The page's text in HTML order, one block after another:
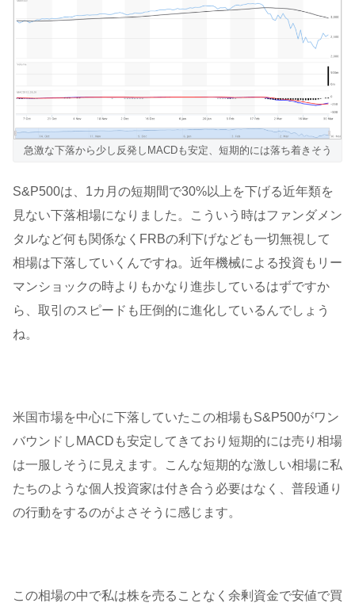
急激な下落から少し反発しMACDも安定、短期的には落ち着きそう
S&P500は、1カ月の短期間で30%以上を下げる近年類を
見ない下落相場になりました。こういう時はファンダメン
タルなど何も関係なくFRBの利下げなども一切無視して
相場は下落していくんですね。近年機械による投資もリー
マンショックの時よりもかなり進歩しているはずですか
ら、取引のスピードも圧倒的に進化しているんでしょう
ね。
米国市場を中心に下落していたこの相場もS&P500がワン
バウンドしMACDも安定してきており短期的には売り相場
は一服しそうに見えます。こんな短期的な激しい相場に私
たちのような個人投資家は付き合う必要はなく、普段通り
の行動をするのがよさそうに感じます。
この相場の中で私は株を売ることなく余剰資金で安値で買